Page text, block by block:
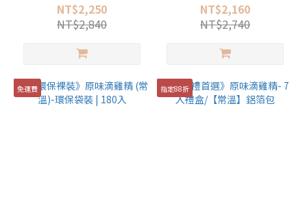
NT$2,250
NT$2,840
NT$2,160
NT$2,740
免運費 指定88折